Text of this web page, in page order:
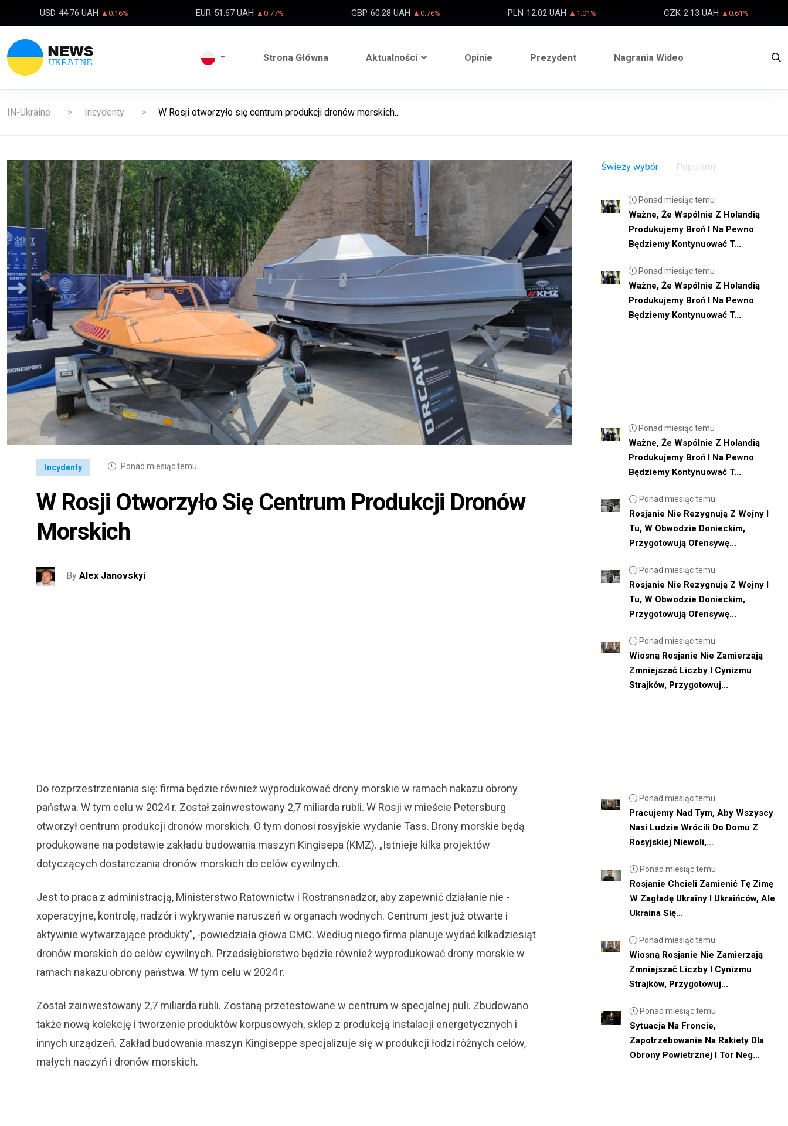
USD 44.76 UAH ▲0.16% EUR 51.67 UAH ▲0.77% GBP 60.28 UAH ▲0.76% PLN 12.02 UAH ▲1.01% CZK 2.13 UAH ▲0.61%
Strona Główna Aktualności Opinie Prezydent Nagrania Wideo
IN-Ukraine Incydenty W Rosji otworzyło się centrum produkcji dronów morskich...
Incydenty Ponad miesiąc temu
W Rosji Otworzyło Się Centrum Produkcji Dronów
Morskich
By Alex Janovskyi
Do rozprzestrzeniania się: firma będzie również wyprodukować drony morskie w ramach nakazu obrony
państwa. W tym celu w 2024 r. Został zainwestowany 2,7 miliarda rubli. W Rosji w mieście Petersburg
otworzył centrum produkcji dronów morskich. O tym donosi rosyjskie wydanie Tass. Drony morskie będą
produkowane na podstawie zakładu budowania maszyn Kingisepa (KMZ). „Istnieje kilka projektów
dotyczących dostarczania dronów morskich do celów cywilnych.
Jest to praca z administracją, Ministerstwo Ratownictw i Rostransnadzor, aby zapewnić działanie nie -
xoperacyjne, kontrolę, nadzór i wykrywanie naruszeń w organach wodnych. Centrum jest już otwarte i
aktywnie wytwarzające produkty”, -powiedziała głowa CMC. Według niego firma planuje wydać kilkadziesiąt
dronów morskich do celów cywilnych. Przedsiębiorstwo będzie również wyprodukować drony morskie w
ramach nakazu obrony państwa. W tym celu w 2024 r.
Został zainwestowany 2,7 miliarda rubli. Zostaną przetestowane w centrum w specjalnej puli. Zbudowano
także nową kolekcję i tworzenie produktów korpusowych, sklep z produkcją instalacji energetycznych i
innych urządzeń. Zakład budowania maszyn Kingiseppe specjalizuje się w produkcji łodzi różnych celów,
małych naczyń i dronów morskich.
Świeży wybór Popularny
Ponad miesiąc temu
Ważne, Że Wspólnie Z Holandią
Produkujemy Broń I Na Pewno
Będziemy Kontynuować T...
Ponad miesiąc temu
Ważne, Że Wspólnie Z Holandią
Produkujemy Broń I Na Pewno
Będziemy Kontynuować T...
Ponad miesiąc temu
Ważne, Że Wspólnie Z Holandią
Produkujemy Broń I Na Pewno
Będziemy Kontynuować T...
Ponad miesiąc temu
Rosjanie Nie Rezygnują Z Wojny I
Tu, W Obwodzie Donieckim,
Przygotowują Ofensywę...
Ponad miesiąc temu
Rosjanie Nie Rezygnują Z Wojny I
Tu, W Obwodzie Donieckim,
Przygotowują Ofensywę...
Ponad miesiąc temu
Wiosną Rosjanie Nie Zamierzają
Zmniejszać Liczby I Cynizmu
Strajków, Przygotowuj...
Ponad miesiąc temu
Pracujemy Nad Tym, Aby Wszyscy
Nasi Ludzie Wrócili Do Domu Z
Rosyjskiej Niewoli,...
Ponad miesiąc temu
Rosjanie Chcieli Zamienić Tę Zimę
W Zagładę Ukrainy I Ukraińców, Ale
Ukraina Się...
Ponad miesiąc temu
Wiosną Rosjanie Nie Zamierzają
Zmniejszać Liczby I Cynizmu
Strajków, Przygotowuj...
Ponad miesiąc temu
Sytuacja Na Froncie,
Zapotrzebowanie Na Rakiety Dla
Obrony Powietrznej I Tor Neg...